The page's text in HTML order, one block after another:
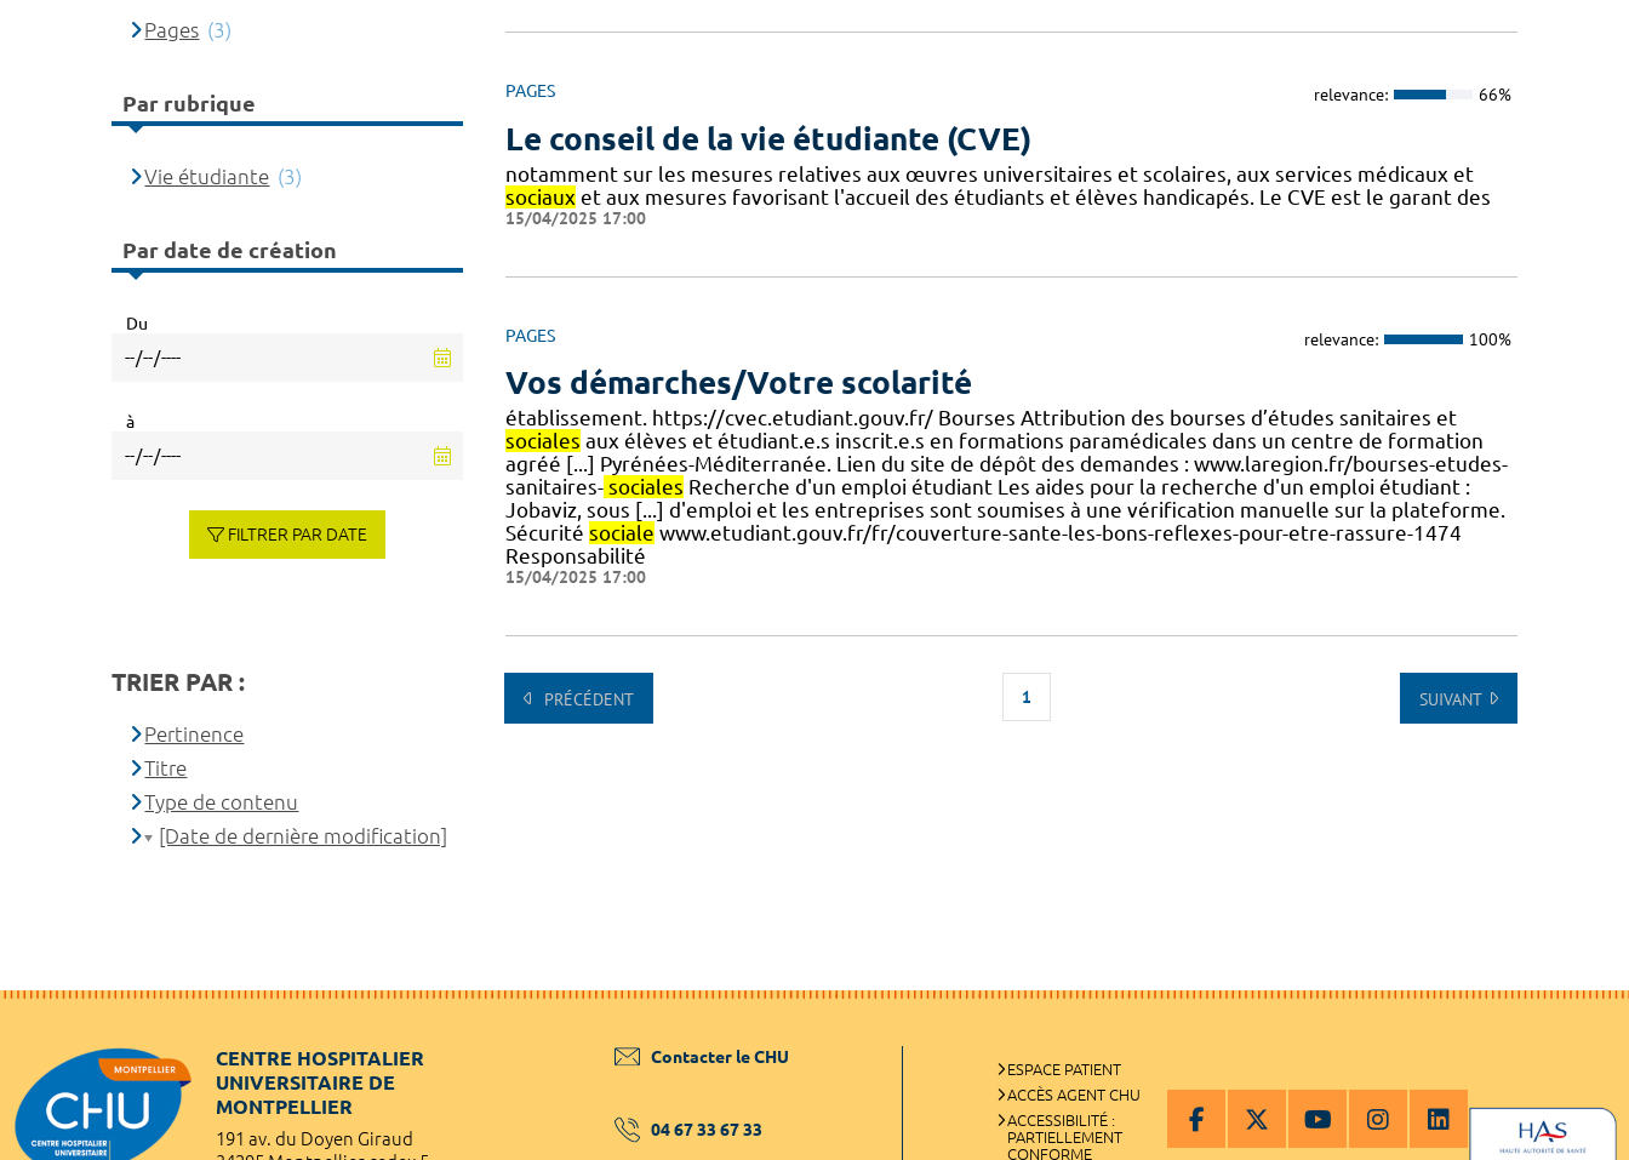
PAGES relevance: 66%
Le conseil de la vie étudiante (CVE)
notamment sur les mesures relatives aux œuvres universitaires et scolaires, aux services médicaux et
sociaux et aux mesures favorisant l'accueil des étudiants et élèves handicapés. Le CVE est le garant des
15/04/2025 17:00
PAGES relevance: 100%
Vos démarches/Votre scolarité
établissement. https://cvec.etudiant.gouv.fr/ Bourses Attribution des bourses d’études sanitaires et
sociales aux élèves et étudiant.e.s inscrit.e.s en formations paramédicales dans un centre de formation
agréé [...] Pyrénées-Méditerranée. Lien du site de dépôt des demandes : www.laregion.fr/bourses-etudes-
sanitaires- sociales Recherche d'un emploi étudiant Les aides pour la recherche d'un emploi étudiant :
Jobaviz, sous [...] d'emploi et les entreprises sont soumises à une vérification manuelle sur la plateforme.
Sécurité sociale www.etudiant.gouv.fr/fr/couverture-sante-les-bons-reflexes-pour-etre-rassure-1474
Responsabilité
15/04/2025 17:00
PRÉCÉDENT 1 SUIVANT
Pages (3)
Par rubrique
Vie étudiante (3)
Par date de création
Du
à
FILTRER PAR DATE
TRIER PAR :
Pertinence
Titre
Type de contenu
[Date de dernière modification]
CENTRE HOSPITALIER
UNIVERSITAIRE DE
MONTPELLIER
191 av. du Doyen Giraud
Contacter le CHU
04 67 33 67 33
ESPACE PATIENT
ACCÈS AGENT CHU
ACCESSIBILITÉ :
PARTIELLEMENT
CONFORME